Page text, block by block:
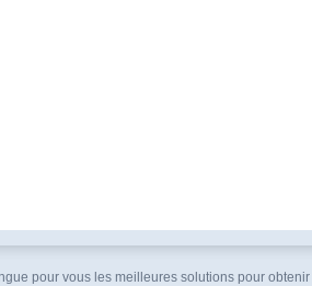
pour vous les meilleures solutions pour